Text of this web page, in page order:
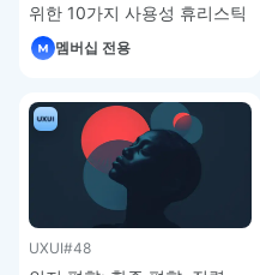
위한 10가지 사용성 휴리스틱
– UXUI 디자인 강좌 5-16
멤버십 전용
UXUI#48